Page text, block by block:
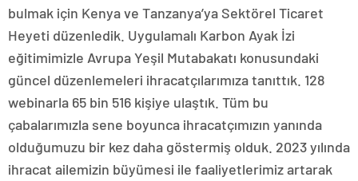
bulmak için Kenya ve Tanzanya’ya Sektörel Ticaret
Heyeti düzenledik. Uygulamalı Karbon Ayak İzi
eğitimimizle Avrupa Yeşil Mutabakatı konusundaki
güncel düzenlemeleri ihracatçılarımıza tanıttık. 128
webinarla 65 bin 516 kişiye ulaştık. Tüm bu
çabalarımızla sene boyunca ihracatçımızın yanında
olduğumuzu bir kez daha göstermiş olduk. 2023 yılında
ihracat ailemizin büyümesi ile faaliyetlerimiz artarak